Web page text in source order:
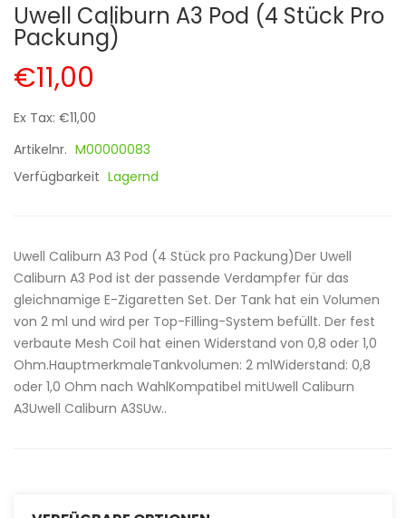
Uwell Caliburn A3 Pod (4 Stück Pro
Packung)
€11,00
Ex Tax: €11,00
Artikelnr. M00000083
Verfügbarkeit Lagernd
Uwell Caliburn A3 Pod (4 Stück pro Packung)Der Uwell
Caliburn A3 Pod ist der passende Verdampfer für das
gleichnamige E-Zigaretten Set. Der Tank hat ein Volumen
von 2 ml und wird per Top-Filling-System befüllt. Der fest
verbaute Mesh Coil hat einen Widerstand von 0,8 oder 1,0
Ohm.HauptmerkmaleTankvolumen: 2 mlWiderstand: 0,8
oder 1,0 Ohm nach WahlKompatibel mitUwell Caliburn
A3Uwell Caliburn A3SUw..